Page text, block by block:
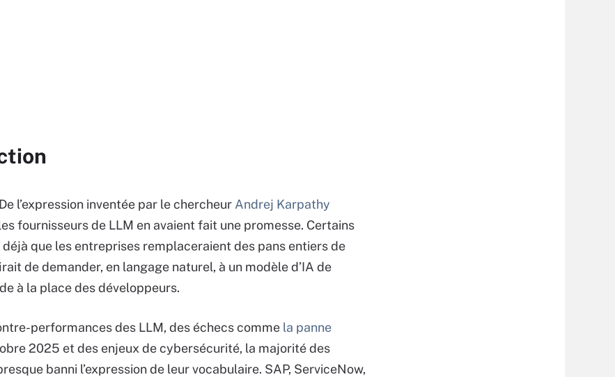
l’expression inventée par le chercheur Andrej Karpathy
fournisseurs de LLM en avaient fait une promesse. Certains
déjà que les entreprises remplaceraient des pans entiers de
de demander, en langage naturel, à un modèle d’IA de
à la place des développeurs.
performances des LLM, des échecs comme la panne
2025 et des enjeux de cybersécurité, la majorité des
banni l’expression de leur vocabulaire. SAP, ServiceNow,